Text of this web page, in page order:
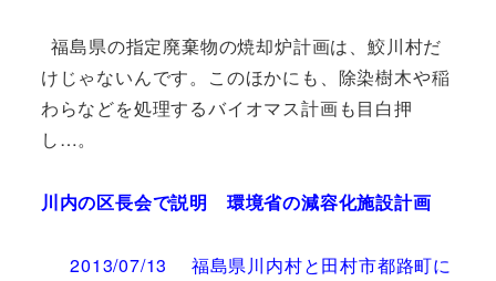
福島県の指定廃棄物の焼却炉計画は、鮫川村だ
けじゃないんです。このほかにも、除染樹木や稲
わらなどを処理するバイオマス計画も目白押
し…。
川内の区長会で説明 環境省の減容化施設計画
2013/07/13 福島県川内村と田村市都路町に